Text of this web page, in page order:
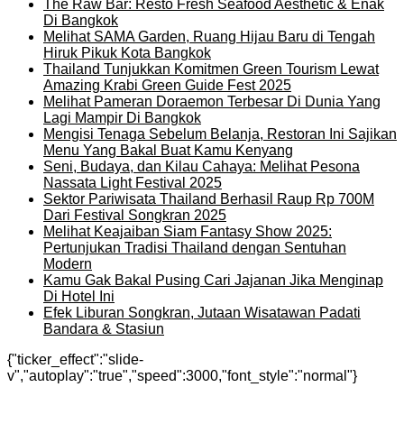
The Raw Bar: Resto Fresh Seafood Aesthetic & Enak
Di Bangkok
Melihat SAMA Garden, Ruang Hijau Baru di Tengah
Hiruk Pikuk Kota Bangkok
Thailand Tunjukkan Komitmen Green Tourism Lewat
Amazing Krabi Green Guide Fest 2025
Melihat Pameran Doraemon Terbesar Di Dunia Yang
Lagi Mampir Di Bangkok
Mengisi Tenaga Sebelum Belanja, Restoran Ini Sajikan
Menu Yang Bakal Buat Kamu Kenyang
Seni, Budaya, dan Kilau Cahaya: Melihat Pesona
Nassata Light Festival 2025
Sektor Pariwisata Thailand Berhasil Raup Rp 700M
Dari Festival Songkran 2025
Melihat Keajaiban Siam Fantasy Show 2025:
Pertunjukan Tradisi Thailand dengan Sentuhan
Modern
Kamu Gak Bakal Pusing Cari Jajanan Jika Menginap
Di Hotel Ini
Efek Liburan Songkran, Jutaan Wisatawan Padati
Bandara & Stasiun
{"ticker_effect":"slide-
v","autoplay":"true","speed":3000,"font_style":"normal"}